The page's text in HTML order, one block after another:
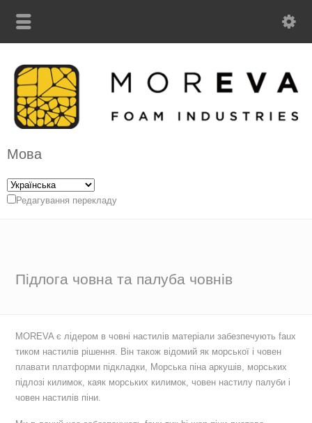
Мова
Редагування перекладу
Підлога човна та палуба човнів
MOREVA є лідером в човні настилів матеріали забезпечують faux
тиком настилів рішення. Він також відомий як морської і човен
плавати платформи підкладки, Морська піна аркушів, морських
підлозі килимок, каяк морських килимок, човен настилу палуби і
човен настилів піни.